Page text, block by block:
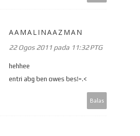
AAMALINAAZMAN
22 Ogos 2011 pada 11:32 PTG
hehhee
entri abg ben owes bes!=.<
Balas